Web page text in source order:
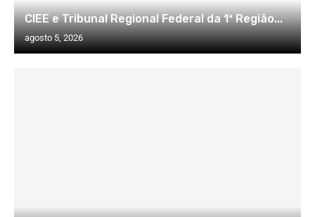
CIEE e Tribunal Regional Federal da 1ª Região...
agosto 5, 2026